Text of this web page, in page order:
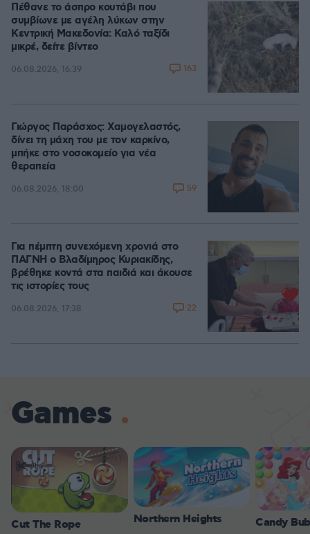
Πέθανε το άσπρο κουτάβι που
συμβίωνε με αγέλη λύκων στην
Κεντρική Μακεδονία: Καλό ταξίδι
μικρέ, δείτε βίντεο
06.08.2026, 16:39 163
Γιώργος Παράσχος: Χαμογελαστός,
δίνει τη μάχη του με τον καρκίνο,
μπήκε στο νοσοκομείο για νέα
θεραπεία
06.08.2026, 18:00 59
Για πέμπτη συνεχόμενη χρονιά στο
ΠΑΓΝΗ ο Βλαδίμηρος Κυριακίδης,
βρέθηκε κοντά στα παιδιά και άκουσε
τις ιστορίες τους
06.08.2026, 17:38 22
Games
Cut The Rope Northern Heights Candy